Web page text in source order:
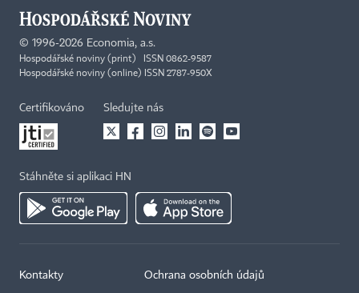
© 1996-2026 Economia, a.s.
Hospodářské noviny (print) ISSN 0862-9587
Hospodářské noviny (online) ISSN 2787-950X
Certifikováno Sledujte nás
Stáhněte si aplikaci HN
Kontakty Ochrana osobních údajů